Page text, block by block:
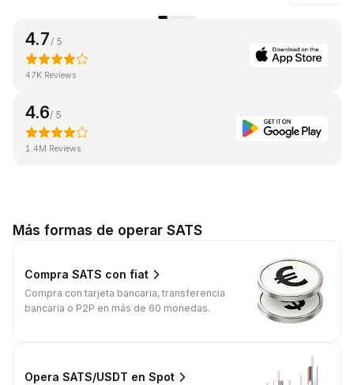
4.7 / 5
47K Reviews
4.6/ 5
1.4M Reviews
Más formas de operar SATS
Compra SATS con fiat
Compra con tarjeta bancaria, transferencia
bancaria o P2P en más de 60 monedas.
Opera SATS/USDT en Spot